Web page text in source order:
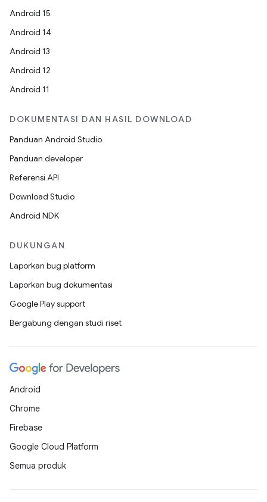
Android 15
Android 14
Android 13
Android 12
Android 11
DOKUMENTASI DAN HASIL DOWNLOAD
Panduan Android Studio
Panduan developer
Referensi API
Download Studio
Android NDK
DUKUNGAN
Laporkan bug platform
Laporkan bug dokumentasi
Google Play support
Bergabung dengan studi riset
Android
Chrome
Firebase
Google Cloud Platform
Semua produk